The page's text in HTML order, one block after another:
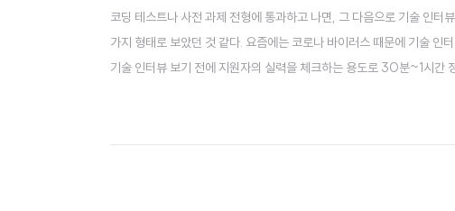
코딩 테스트나 사전 과제 전형에 통과하고 나면, 그 다음으로 기술 인
가지 형태로 보았던 것 같다. 요즘에는 코로나 바이러스 때문에 기술 인
기술 인터뷰 보기 전에 지원자의 실력을 체크하는 용도로 30분~1시간